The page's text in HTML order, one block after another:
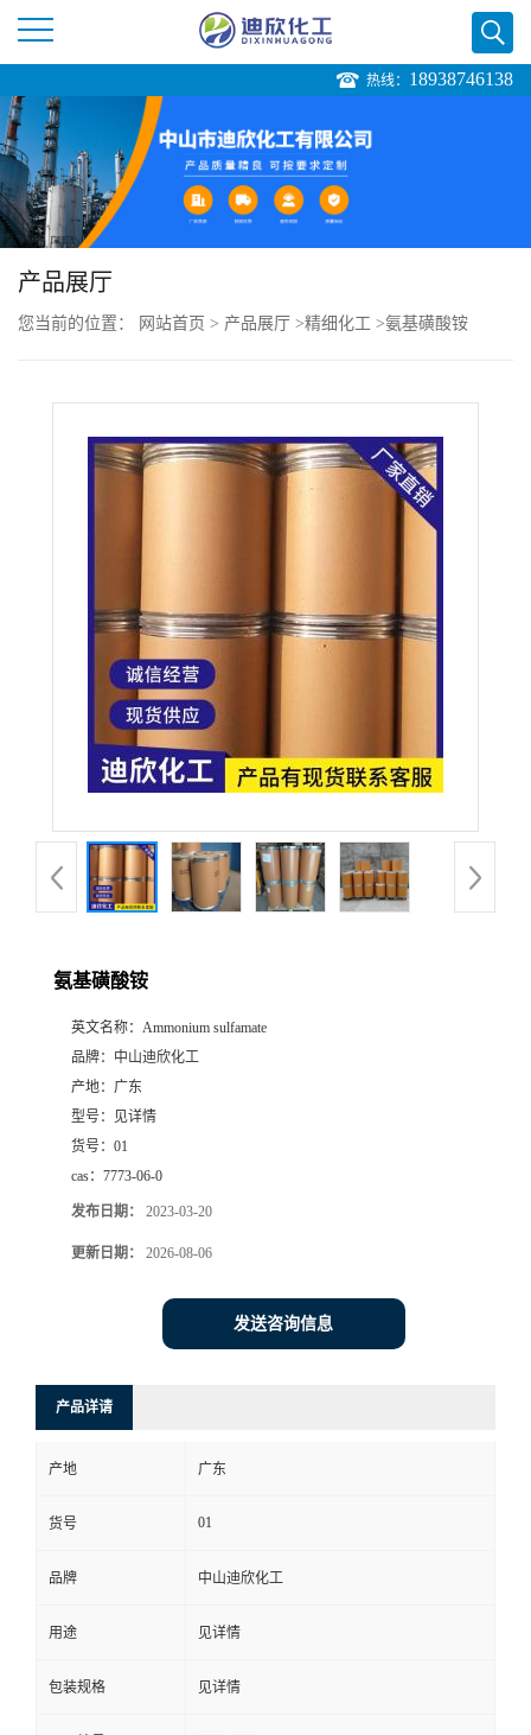
司
首
页
公
厅
式
在
线
留
言
热线： 18938746138
产品展厅
您当前的位置： 网站首页 > 产品展厅 >精细化工 >氨基磺酸铵
氨基磺酸铵
英文名称： Ammonium sulfamate
品牌： 中山迪欣化工
产地： 广东
型号：
见详情
货号： 01
cas： 7773-06-0
发布日期： 2023-03-20
更新日期： 2026-08-06
发送咨询信息
产品详请
产地 广东
货号 01
品牌 中山迪欣化工
用途 见详情
包装规格 见详情